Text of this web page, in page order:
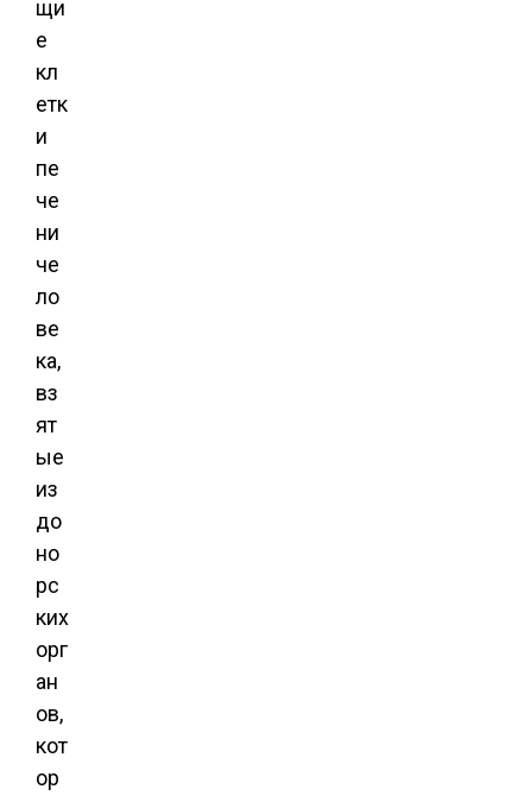
щи
е
кл
етк
и
пе
че
ни
че
ло
ве
ка,
вз
ят
ые
из
до
но
рс
ких
орг
ан
ов,
кот
ор